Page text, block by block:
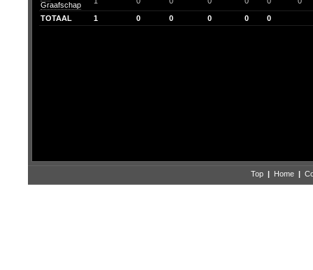
Graafschap
TOTAAL 1 0 0 0 0 0
Top | Home |